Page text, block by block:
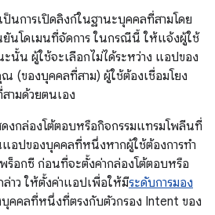
นการเปิดลิงก์ในฐานะบุคคลที่สามโดย
ยันโดเมนที่จัดการ ในกรณีนี้ ให้แจ้งผู้ใช้
นั้น ผู้ใช้จะเลือกไม่ได้ระหว่าง แอปของ
(ของบุคคลที่สาม) ผู้ใช้ต้องเชื่อมโยง
ามด้วยตนเอง
งกล่องโต้ตอบหรือกิจกรรมแทรมโพลีนที่
อปของบุคคลที่หนึ่งหากผู้ใช้ต้องการทำ
อกซี ก่อนที่จะตั้งค่ากล่องโต้ตอบหรือ
าว ให้ตั้งค่าแอปเพื่อให้มีระดับการมอง
คคลที่หนึ่งที่ตรงกับตัวกรอง Intent ของ